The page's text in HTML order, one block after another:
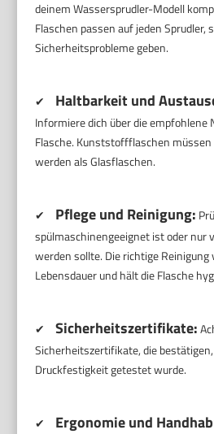
deinem Wassersprudler-Modell
Flaschen passen auf jeden Sprudler,
Sicherheitsprobleme geben.
✔ Haltbarkeit und
Informiere dich über die empfohlene
Flasche. Kunststoffflaschen
werden als Glasflaschen.
✔ Pflege und Reinigung:
spülmaschinengeeignet ist oder nur
werden sollte. Die richtige Reinigung
Lebensdauer und hält die Flasche
✔ Sicherheitszertifikate:
Sicherheitszertifikate, die
Druckfestigkeit getestet wurde.
✔ Ergonomie und